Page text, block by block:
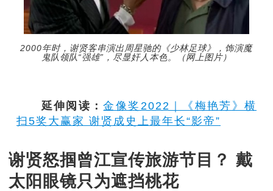
2000年时，谢贤客串演出周星驰的《少林足球》，饰演魔
鬼队领队“强雄”，尽显奸人本色。（网上图片）
延伸阅读：金像奖2022｜《梅艳芳》横
扫5奖大赢家 谢贤成史上最年长“影帝”
谢贤怒掴曾江宣传旅游节目？ 戴
太阳眼镜只为遮挡桃花